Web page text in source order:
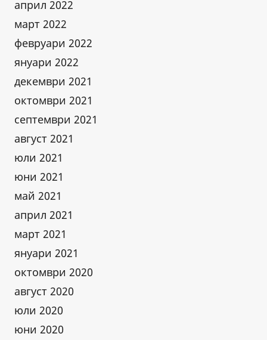
април 2022
март 2022
февруари 2022
януари 2022
декември 2021
октомври 2021
септември 2021
август 2021
юли 2021
юни 2021
май 2021
април 2021
март 2021
януари 2021
октомври 2020
август 2020
юли 2020
юни 2020